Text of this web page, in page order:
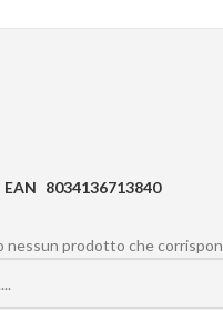
8034136713840
prodotto che